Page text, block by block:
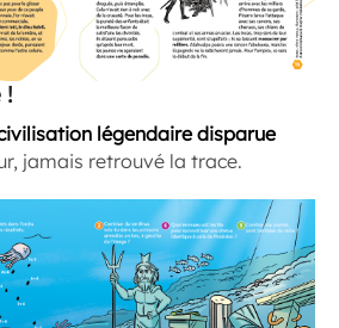
!
légendaire disparue
jamais retrouvé la trace.